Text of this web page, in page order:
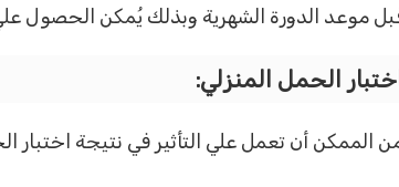
موعد الدورة الشهرية وبذلك يُمكن الحصول
الحمل المنزلي:
أن تعمل علي التأثير في نتيجة اختبار